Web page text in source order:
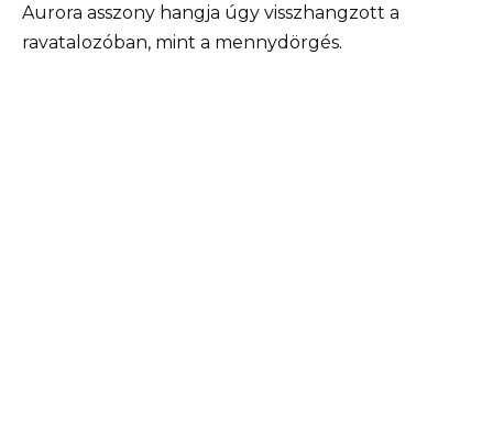
Aurora asszony hangja úgy visszhangzott a
ravatalozóban, mint a mennydörgés.